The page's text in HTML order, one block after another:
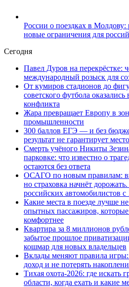
России о поездках в Молдову:
новые ограничения для
Сегодня
Павел Дуров на перекрёстке:
международный розыск для
От кумиров стадионов до
советского футбола
конфликта
Жара превращает Европу в
промышленности
300 баллов ЕГЭ — и без
результат не гарантирует
Смерть учёного Никиты
парковке: что известно о
остаются без ответа
ОСАГО по новым правилам:
но страховка начнёт
российских автомобилистов с
Какие места в поезде лучше
опытных пассажиров, которые
комфортнее
Квартира за 8 миллионов
забытое прошлое
кошмар для новых владельцев
Вклады меняют правила игры:
доход и не потерять
Тихая охота-2026: где искать
области, когда ехать и какие